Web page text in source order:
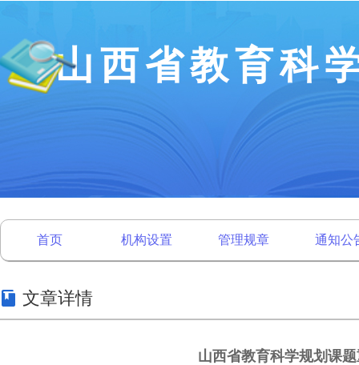
山西省教育科
首页 机构设置 管理规章 通知公
文章详情
山西省教育科学规划课